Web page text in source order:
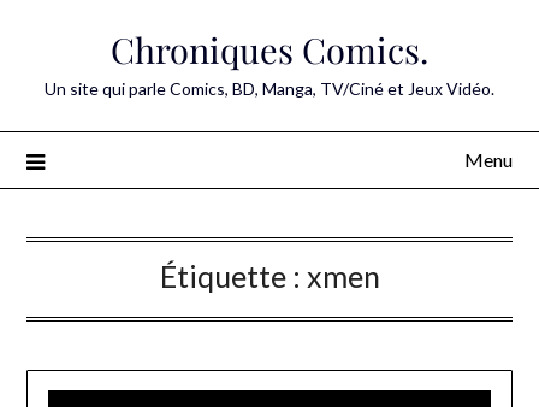
Chroniques Comics.
Un site qui parle Comics, BD, Manga, TV/Ciné et Jeux Vidéo.
Menu
Étiquette : xmen